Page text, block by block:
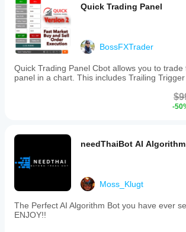
Quick Trading Panel
BossFXTrader
Quick Trading Panel Cbot allows you to trade
panel in a chart. This includes Trailing Trigger
-
needThaiBot AI Algorithm
Moss_Klugt
The Perfect AI Algorithm Bot you have ever
ENJOY!!